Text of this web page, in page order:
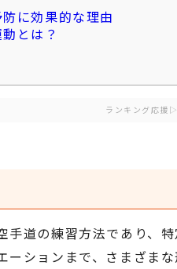
に効果的な理由
とは？
ランキング応援▷
手道の練習方法であり、
ーションまで、さまざま